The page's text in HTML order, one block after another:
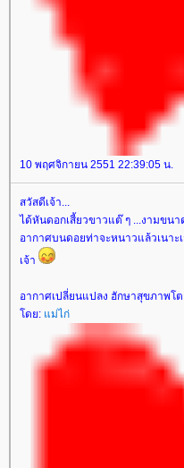
10 พฤศจิกายน 2551 22:39:05 น.
สวัสดีเจ้า...
ได้หันดอกเสี้ยวขาวแต๊ ๆ ...งามขนา
อากาศบนดอยท่าจะหนาวแล้วเนา
เจ้า
อากาศเปลี่ยนแปลง ฮักษาสุขภาพโต
ดย: ม่ไก่